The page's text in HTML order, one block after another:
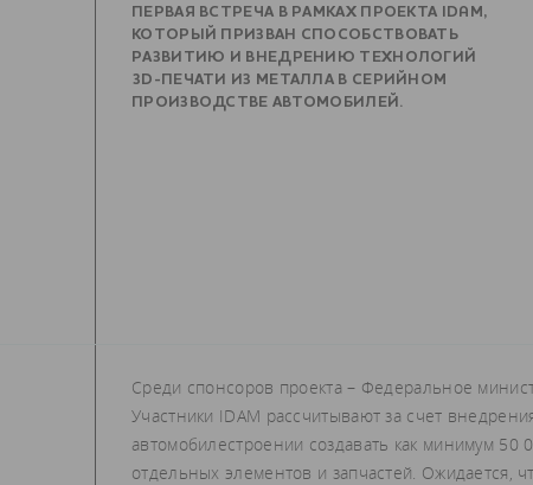
ПЕРВАЯ ВСТРЕЧА В РАМКАХ ПРОЕКТА IDAM,
КОТОРЫЙ ПРИЗВАН СПОСОБСТВОВАТЬ
РАЗВИТИЮ И ВНЕДРЕНИЮ ТЕХНОЛОГИЙ
3D-ПЕЧАТИ ИЗ МЕТАЛЛА В СЕРИЙНОМ
ПРОИЗВОДСТВЕ АВТОМОБИЛЕЙ.
Среди спонсоров проекта – Федеральное
Участники IDAM рассчитывают за счет
автомобилестроении создавать как минимум
отдельных элементов и запчастей. Ожидается,